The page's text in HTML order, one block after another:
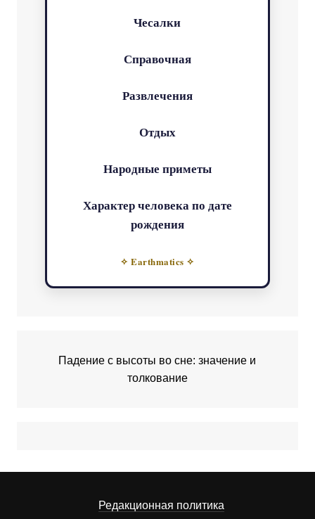
Чесалки
Справочная
Развлечения
Отдых
Народные приметы
Характер человека по дате
рождения
✧ Earthmatics ✧
Падение с высоты во сне: значение и
толкование
Редакционная политика